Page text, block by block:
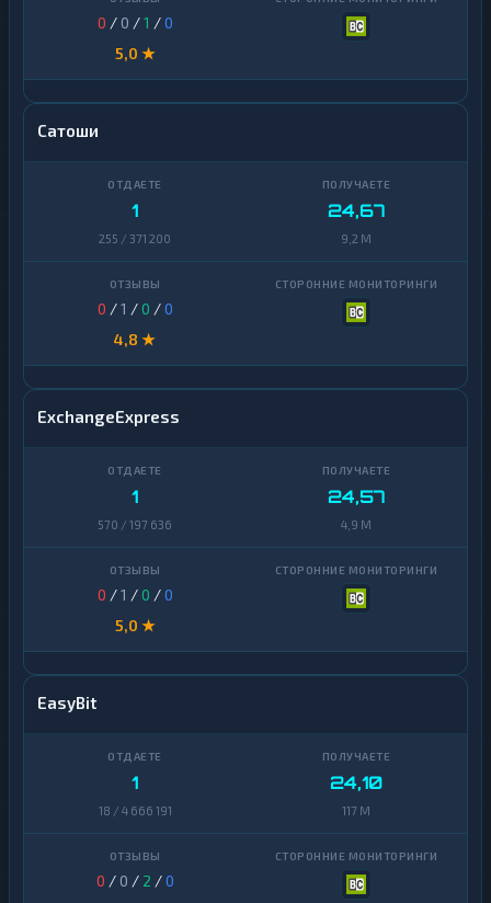
0 / 0 /1 /0
5,0 ★
Сатоши
1
255 / 371 200
24,67
9,2 M
0 /1 /0 /0
4,8 ★
ExchangeExpress
1
570 / 197 636
24,57
4,9 M
0 /1 /0 /0
5,0 ★
EasyBit
1
18 / 4 666 191
24,10
117 M
0 / 0 / 2 /0